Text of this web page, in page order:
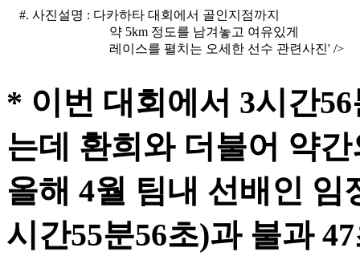
#. 사진설명 : 다카하타 대회에서 골인지점까지
약 5km 정도를 남겨놓고 여유있게
레이스를 펼치는 오세한 선수 관련사진' />
* 이번 대회에서 3시간
는데 환희와 더불어 약
올해 4월 팀내 선배인
시간55분56초)과 불과